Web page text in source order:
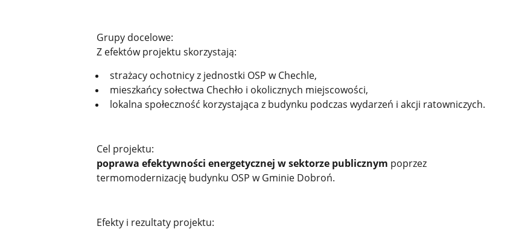
Grupy docelowe:
Z efektów projektu skorzystają:
strażacy ochotnicy z jednostki OSP w Chechle,
mieszkańcy sołectwa Chechło i okolicznych miejscowości,
lokalna społeczność korzystająca z budynku podczas wydarzeń i akcji ratowniczych.
Cel projektu:
poprawa efektywności energetycznej w sektorze publicznym poprzez
termomodernizację budynku OSP w Gminie Dobroń.
Efekty i rezultaty projektu: